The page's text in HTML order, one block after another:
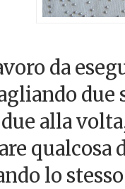
da
due
alla
lo